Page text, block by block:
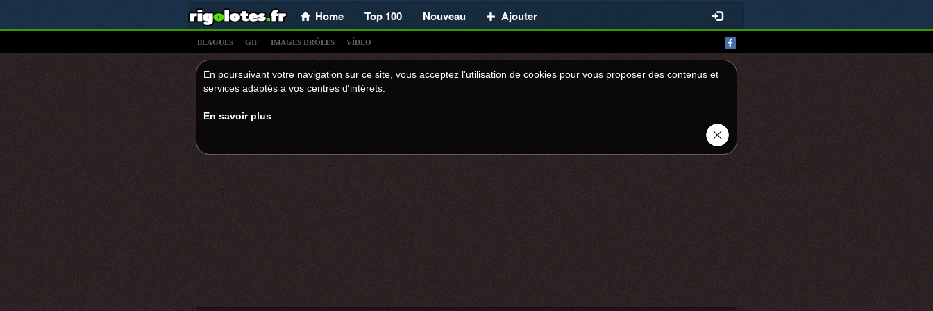
Home Top 100 Nouveau Ajouter
BLAGUES GIF IMAGES DRÔLES VÍDEO
En poursuivant votre navigation sur ce site, vous acceptez l'utilisation de cookies pour vous proposer des contenus et
services adaptés a vos centres d'intérets.
En savoir plus